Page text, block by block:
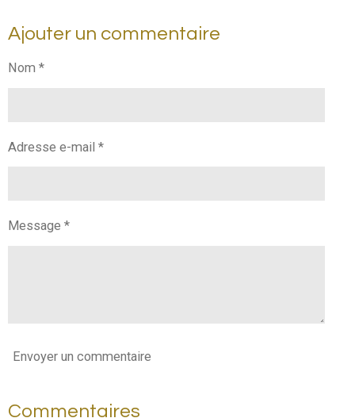
t
a
e
t
t
t
Ajouter un commentaire
Nom *
Adresse e-mail *
Message *
Envoyer un commentaire
Commentaires